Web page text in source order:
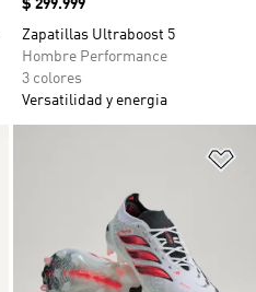
Precio
$ 299.999
Zapatillas Ultraboost 5
Hombre Performance
3 colores
Versatilidad y energia